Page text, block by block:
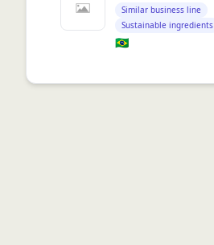
Similar business line
Sustainable ingredients
🇧🇷